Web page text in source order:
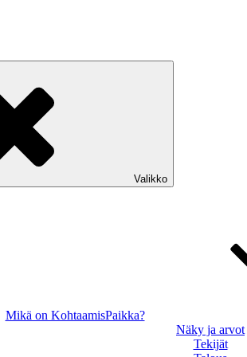
Valikko
Mikä on KohtaamisPaikka?
Näky ja arvot
Tekijät